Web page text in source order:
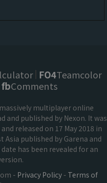
FO4Teamcolor
fbComments
multiplayer online
and published by Nexon. It was
released on 17 May 2018 in
Asia published by Garena and
has been revealed for an
- Privacy Policy- Terms of